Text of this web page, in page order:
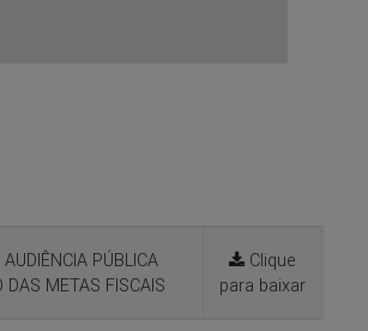
AUDIÊNCIA PÚBLICA
DAS METAS FISCAIS
Clique
para baixar